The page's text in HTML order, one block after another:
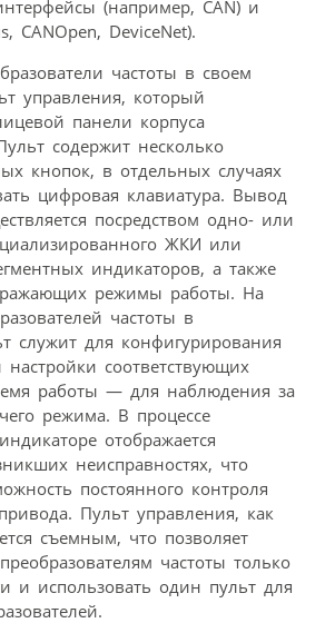
(например, CAN) и
CANOpen, DeviceNet).
частоты в своем
управления, который
панели корпуса
содержит несколько
кнопок, в отдельных случаях
цифровая клавиатура. Вывод
посредством одно- или
ЖКИ или
индикаторов, а также
режимы работы. На
частоты в
служит для конфигурирования
настройки соответствующих
работы — для наблюдения за
режима. В процессе
отображается
неисправностях, что
постоянного контроля
Пульт управления, как
съемным, что позволяет
частоты только
и использовать один пульт для